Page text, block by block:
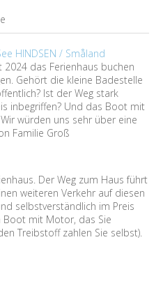
HINDSEN / Småland
2024 das Ferienhaus buchen
Gehört die kleine Badestelle
Ist der Weg stark
inbegriffen? Und das Boot mit
würden uns sehr über eine
Familie Groß
Der Weg zum Haus führt
weiteren Verkehr auf diesen
selbstverständlich im Preis
Boot mit Motor, das Sie
Treibstoff zahlen Sie selbst).